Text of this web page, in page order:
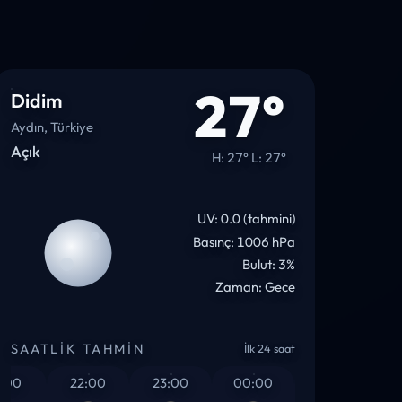
Didim
Aydın, Türkiye
Açık 27°
H: 27° L: 27°
UV: 0.0 (tahmini)
Basınç: 1006 hPa
Bulut: 3%
Zaman: Gece
SAATLIK TAHMIN İlk 24 saat
22:00 23:00 00:00